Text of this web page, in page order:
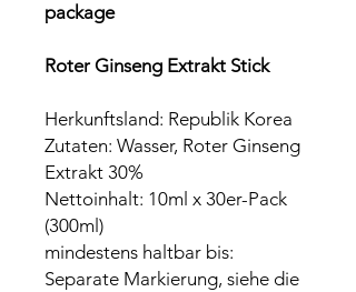
package
Roter Ginseng Extrakt Stick
Herkunftsland: Republik Korea
Zutaten: Wasser, Roter Ginseng
Extrakt 30%
Nettoinhalt: 10ml x 30er-Pack
(300ml)
mindestens haltbar bis:
Separate Markierung, siehe die